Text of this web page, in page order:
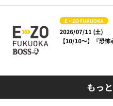
E・ZO FUKUOKA
2026/07/11 (土)
【10/10～】『恐
もっ